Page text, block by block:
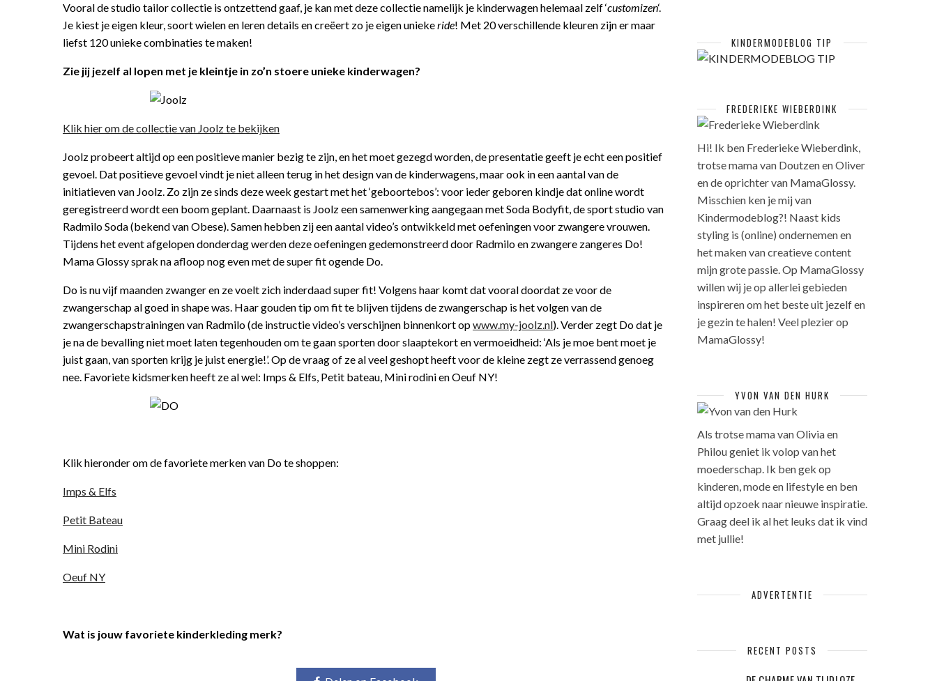
Vooral de studio tailor collectie is ontzettend gaaf, je kan met deze collectie namelijk je kinderwagen helemaal zelf ‘customizen‘.
Je kiest je eigen kleur, soort wielen en leren details en creëert zo je eigen uniekeride! Met 20 verschillende kleuren zijn er maar
liefst 120 unieke combinaties te maken!
Zie jij jezelf al lopen met je kleintje in zo’n stoere unieke kinderwagen?
Klik hier om de collectie van Joolz te bekijken
Joolz probeert altijd op een positieve manier bezig te zijn, en het moet gezegd worden, de presentatie geeft je echt een positief
gevoel. Dat positieve gevoel vindt je niet alleen terug in het design van de kinderwagens, maar ook in een aantal van de
initiatieven van Joolz. Zo zijn ze sinds deze week gestart met het ‘geboortebos’: voor ieder geboren kindje dat online wordt
geregistreerd wordt een boom geplant. Daarnaast is Joolz een samenwerking aangegaan met Soda Bodyfit, de sport studio van
Radmilo Soda (bekend van Obese). Samen hebben zij een aantal video’s ontwikkeld met oefeningen voor zwangere vrouwen.
Tijdens het event afgelopen donderdag werden deze oefeningen gedemonstreerd door Radmilo en zwangere zangeres Do!
Mama Glossy sprak na afloop nog even met de super fit ogende Do.
Do is nu vijf maanden zwanger en ze voelt zich inderdaad super fit! Volgens haar komt dat vooral doordat ze voor de
zwangerschap al goed in shape was. Haar gouden tip om fit te blijven tijdens de zwangerschap is het volgen van de
zwangerschapstrainingen van Radmilo (de instructie video’s verschijnen binnenkort opwww.my-joolz.nl). Verder zegt Do dat je
je na de bevalling niet moet laten tegenhouden om te gaan sporten door slaaptekort en vermoeidheid: ‘Als je moe bent moet je
juist gaan, van sporten krijg je juist energie!’. Op de vraag of ze al veel geshopt heeft voor de kleine zegt ze verrassend genoeg
nee. Favoriete kidsmerken heeft ze al wel: Imps & Elfs, Petit bateau, Mini rodini en Oeuf NY!
Klik hieronder om de favoriete merken van Do te shoppen:
Imps & Elfs
Petit Bateau
Mini Rodini
Oeuf NY
Wat is jouw favoriete kinderkleding merk?
KINDERMODEBLOG TIP
FREDERIEKE WIEBERDINK
Hi! Ik ben Frederieke Wieberdink,
trotse mama van Doutzen en Oliver
en de oprichter van MamaGlossy.
Misschien ken je mij van
Kindermodeblog?! Naast kids
styling is (online) ondernemen en
het maken van creatieve content
mijn grote passie. Op MamaGlossy
willen wij je op allerlei gebieden
inspireren om het beste uit jezelf en
je gezin te halen! Veel plezier op
MamaGlossy!
YVON VAN DEN HURK
Als trotse mama van Olivia en
Philou geniet ik volop van het
moederschap. Ik ben gek op
kinderen, mode en lifestyle en ben
altijd opzoek naar nieuwe inspiratie.
Graag deel ik al het leuks dat ik vind
met jullie!
ADVERTENTIE
RECENT POSTS